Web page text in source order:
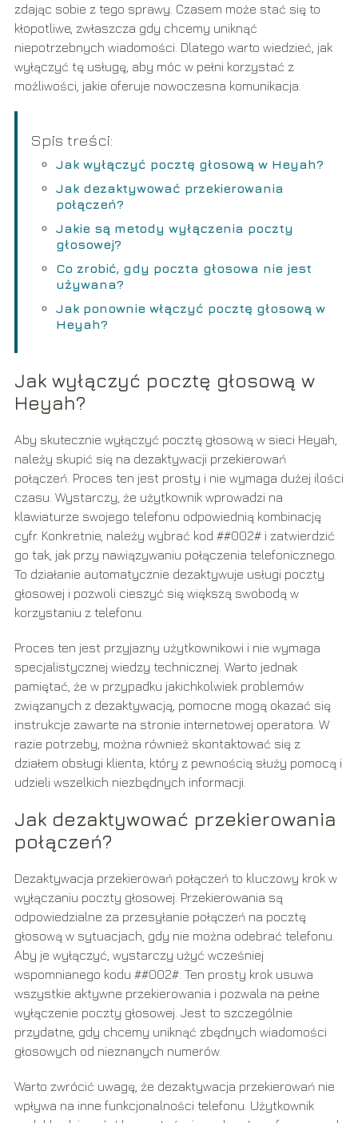
zdając sobie z tego sprawy. Czasem może stać się to
kłopotliwe, zwłaszcza gdy chcemy uniknąć
niepotrzebnych wiadomości. Dlatego warto wiedzieć, jak
wyłączyć tę usługę, aby móc w pełni korzystać z
możliwości, jakie oferuje nowoczesna komunikacja.
Spis treści:
Jak wyłączyć pocztę głosową w Heyah?
Jak dezaktywować przekierowania
połączeń?
Jakie są metody wyłączenia poczty
głosowej?
Co zrobić, gdy poczta głosowa nie jest
używana?
Jak ponownie włączyć pocztę głosową w
Heyah?
Jak wyłączyć pocztę głosową w
Heyah?
Aby skutecznie wyłączyć pocztę głosową w sieci Heyah,
należy skupić się na dezaktywacji przekierowań
połączeń. Proces ten jest prosty i nie wymaga dużej ilości
czasu. Wystarczy, że użytkownik wprowadzi na
klawiaturze swojego telefonu odpowiednią kombinację
cyfr. Konkretnie, należy wybrać kod ##002# i zatwierdzić
go tak, jak przy nawiązywaniu połączenia telefonicznego.
To działanie automatycznie dezaktywuje usługi poczty
głosowej i pozwoli cieszyć się większą swobodą w
korzystaniu z telefonu.
Proces ten jest przyjazny użytkownikowi i nie wymaga
specjalistycznej wiedzy technicznej. Warto jednak
pamiętać, że w przypadku jakichkolwiek problemów
związanych z dezaktywacją, pomocne mogą okazać się
instrukcje zawarte na stronie internetowej operatora. W
razie potrzeby, można również skontaktować się z
działem obsługi klienta, który z pewnością służy pomocą i
udzieli wszelkich niezbędnych informacji.
Jak dezaktywować przekierowania
połączeń?
Dezaktywacja przekierowań połączeń to kluczowy krok w
wyłączaniu poczty głosowej. Przekierowania są
odpowiedzialne za przesyłanie połączeń na pocztę
głosową w sytuacjach, gdy nie można odebrać telefonu.
Aby je wyłączyć, wystarczy użyć wcześniej
wspomnianego kodu ##002#. Ten prosty krok usuwa
wszystkie aktywne przekierowania i pozwala na pełne
wyłączenie poczty głosowej. Jest to szczególnie
przydatne, gdy chcemy uniknąć zbędnych wiadomości
głosowych od nieznanych numerów.
Warto zwrócić uwagę, że dezaktywacja przekierowań nie
wpływa na inne funkcjonalności telefonu. Użytkownik